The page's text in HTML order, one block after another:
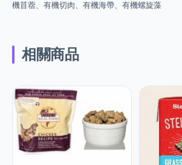
機苜蓿、有機切肉、有機海帶、有機螺旋藻
相關商品